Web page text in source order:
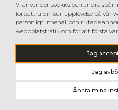
Vi använder cookies och andra
förbättra din surfupplevelse på vår
personligt innehåll och riktade
webbplatstrafik och för att förstå
Jag
Jag
Ändra mina